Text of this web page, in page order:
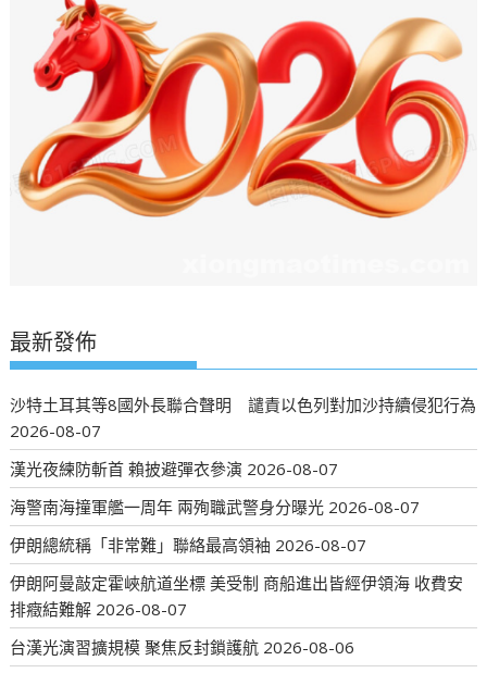
最新發佈
沙特土耳其等8國外長聯合聲明 譴責以色列對加沙持續侵犯行為
2026-08-07
漢光夜練防斬首 賴披避彈衣參演 2026-08-07
海警南海撞軍艦一周年 兩殉職武警身分曝光 2026-08-07
伊朗總統稱「非常難」聯絡最高領袖 2026-08-07
伊朗阿曼敲定霍峽航道坐標 美受制 商船進出皆經伊領海 收費安
排癥結難解 2026-08-07
台漢光演習擴規模 聚焦反封鎖護航 2026-08-06